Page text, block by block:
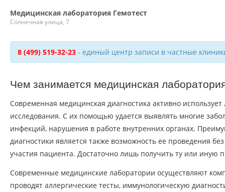
Медицинская лаборатория Гемотест
Солнечная улица, 7
8 (499) 519-32-23 - единый центр записи в частные
Чем занимается медицинская
Современная медицинская диагностика активно
исследования. С их помощью удается выявлять многие
инфекций, нарушения в работе внутренних органах.
диагностики является также возможность ее проведения
участия пациента. Достаточно лишь получить ту или иную
Современные медицинские лаборатории осуществляют
проводят аллергические тесты, иммунологическую